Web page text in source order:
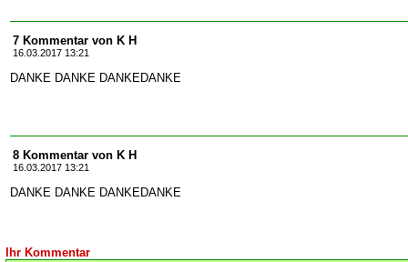
7 Kommentar von K H
16.03.2017 13:21
DANKE DANKE DANKEDANKE
8 Kommentar von K H
16.03.2017 13:21
DANKE DANKE DANKEDANKE
Ihr Kommentar